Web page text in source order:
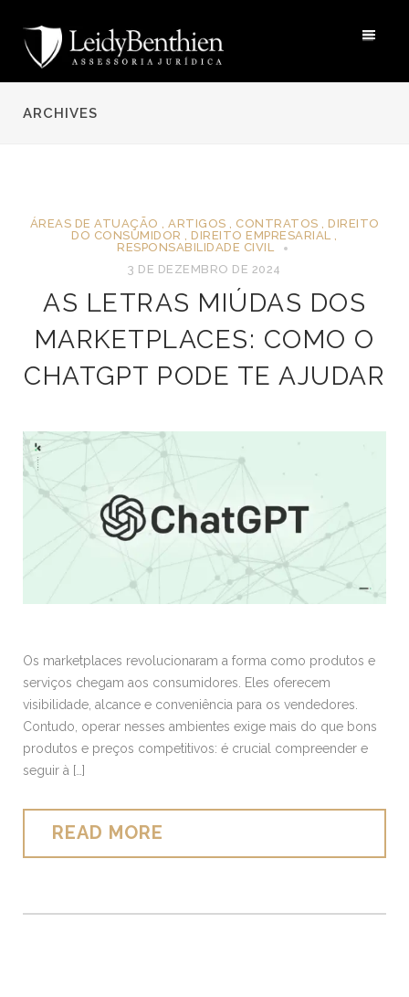
ARCHIVES
ÁREAS DE ATUAÇÃO , ARTIGOS , CONTRATOS , DIREITO
DO CONSUMIDOR ,DIREITO EMPRESARIAL ,
RESPONSABILIDADE CIVIL
3 DE DEZEMBRO DE 2024
AS LETRAS MIÚDAS DOS
MARKETPLACES: COMO O
CHATGPT PODE TE AJUDAR
Os marketplaces revolucionaram a forma como produtos e
serviços chegam aos consumidores. Eles oferecem
visibilidade, alcance e conveniência para os vendedores.
Contudo, operar nesses ambientes exige mais do que bons
produtos e preços competitivos: é crucial compreender e
seguir à […]
READ MORE